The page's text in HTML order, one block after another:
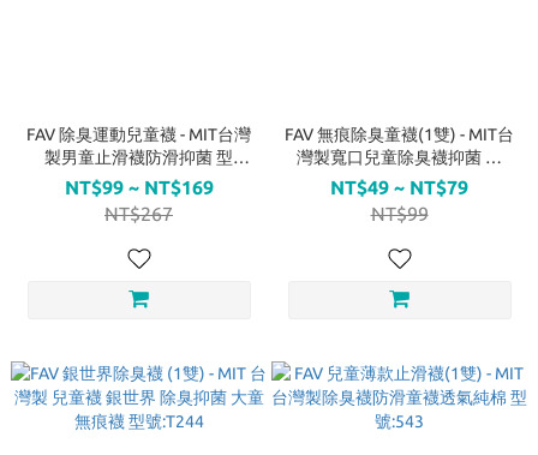
FAV 除臭運動兒童襪 - MIT台灣
製男童止滑襪防滑抑菌 型
號:513
NT$99 ~ NT$169
NT$267
FAV 無痕除臭童襪(1雙) - MIT台
灣製寬口兒童除臭襪抑菌 型
號:471
NT$49 ~ NT$79
NT$99